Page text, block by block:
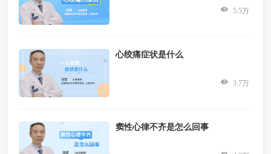
5.5万
心绞痛症状是什么
3.7万
窦性心律不齐是怎么回事